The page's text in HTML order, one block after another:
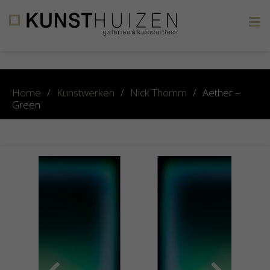
Home / Kunstwerken / Nick Thomm / Aether –
Green